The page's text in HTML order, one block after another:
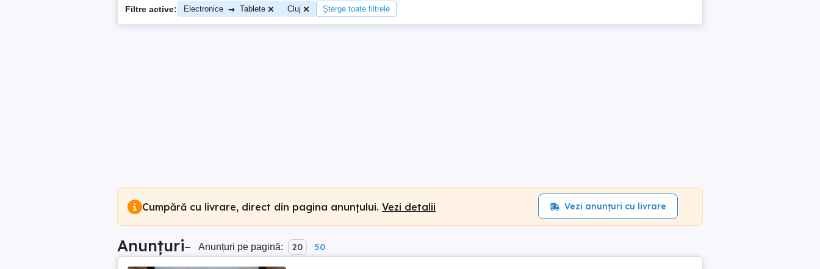
Filtre active: Electronice → Tablete Cluj Șterge toate filtrele
Cumpără cu livrare, direct din pagina anunțului. Vezi detalii Vezi anunțuri cu livrare
Anunțuri– Anunțuri pe pagină: 20 50